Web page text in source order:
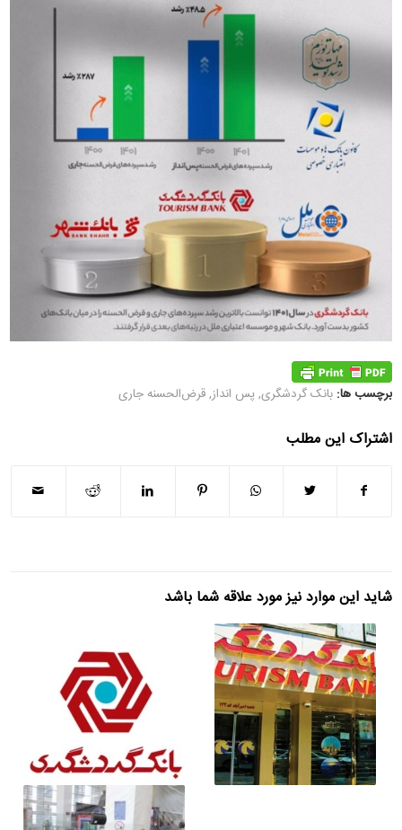
برچسب ها: بانک گردشگری,پس انداز,قرض‌الحسنه جاری
اشتراک این مطلب
شاید این موارد نیز مورد علاقه شما باشد